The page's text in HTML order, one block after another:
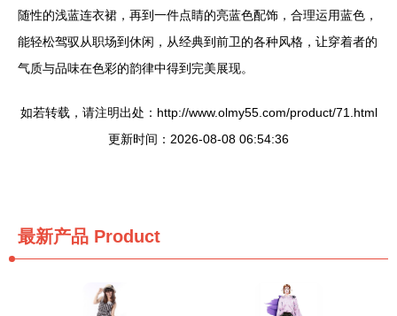
随性的浅蓝连衣裙，再到一件点睛的亮蓝色配饰，合理运用蓝色，
能轻松驾驭从职场到休闲，从经典到前卫的各种风格，让穿着者的
气质与品味在色彩的韵律中得到完美展现。
如若转载，请注明出处：http://www.olmy55.com/product/71.html
更新时间：2026-08-08 06:54:36
最新产品 Product